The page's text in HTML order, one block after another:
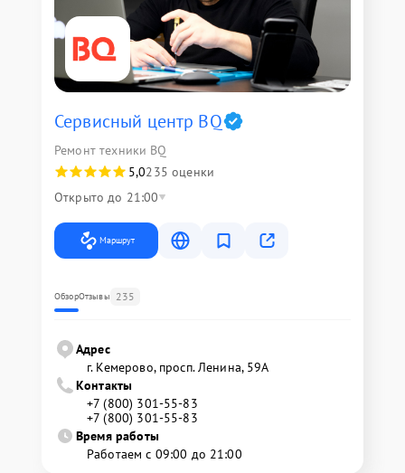
Сервисный центр BQ
Ремонт техники BQ
5,0235 оценки
Открыто до 21:00
Маршрут
ОбзорОтзывы 235
Адрес
г. Кемерово, просп. Ленина, 59А
Контакты
+7 (800) 301-55-83
+7 (800) 301-55-83
Время работы
Работаем с 09:00 до 21:00